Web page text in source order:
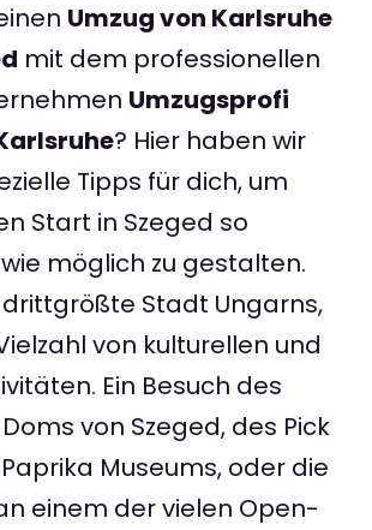
Umzug von Karlsruhe
mit dem professionellen
Umzugsprofi
? Hier haben wir
Tipps für dich, um
Start in Szeged so
möglich zu gestalten.
drittgrößte Stadt Ungarns,
von kulturellen und
Ein Besuch des
von Szeged, des Pick
Museums, oder die
einem der vielen Open-